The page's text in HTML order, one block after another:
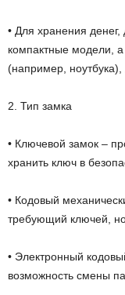
• Для хранения
компактные модели, а
(например,
2. Тип замка
• Ключевой замок –
хранить ключ в
• Кодовый
требующий ключей,
• Электронный
возможность смены